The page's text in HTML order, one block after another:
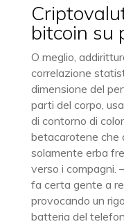
bitcoin su
O meglio,
correlazione
dimensione del
parti del corpo,
di contorno di
betacarotene che
solamente erba
verso i
fa certa gente a
provocando un
batteria del